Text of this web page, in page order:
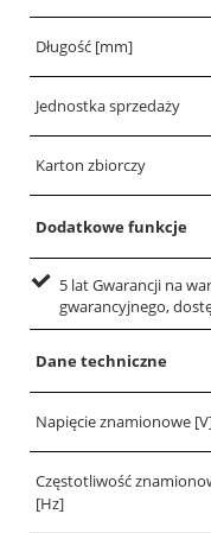
Długość [mm]
Jednostka sprzedaży
Karton zbiorczy
Dodatkowe funkcje
5 lat Gwarancji na
gwarancyjnego,
Dane techniczne
Napięcie znamionowe
Częstotliwość
[Hz]